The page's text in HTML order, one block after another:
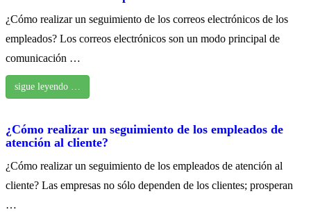
¿Cómo realizar un seguimiento de los correos electrónicos de los
empleados? Los correos electrónicos son un modo principal de
comunicación …
sigue leyendo …
¿Cómo realizar un seguimiento de los empleados de
atención al cliente?
¿Cómo realizar un seguimiento de los empleados de atención al
cliente? Las empresas no sólo dependen de los clientes; prosperan
…